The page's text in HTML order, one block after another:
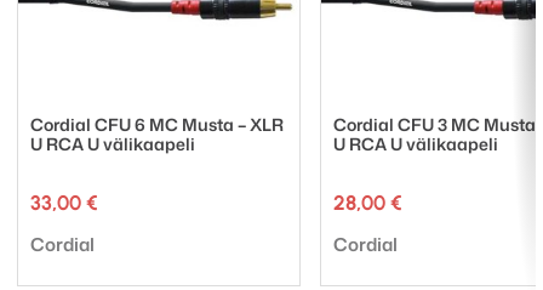
Cordial CFU 6 MC Musta – XLR
U RCA U välikaapeli
33,00 €
Tuotemerkki:
Cordial
Cordial CFU 3 MC Musta
U RCA U välikaapeli
28,00 €
Tuotemerkki:
Cordial